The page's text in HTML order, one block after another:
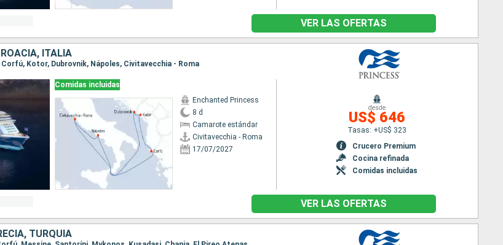
VER LAS OFERTAS
ITALIA
Kotor, Dubrovnik, Nápoles, Civitavecchia - Roma
Comidas incluidas
Enchanted Princess
8 d
Camarote estándar
Civitavecchia - Roma
17/07/2027
desde
US$ 646
Tasas: +US$ 323
Crucero Premium
Cocina refinada
Comidas incluidas
VER LAS OFERTAS
TURQUÍA